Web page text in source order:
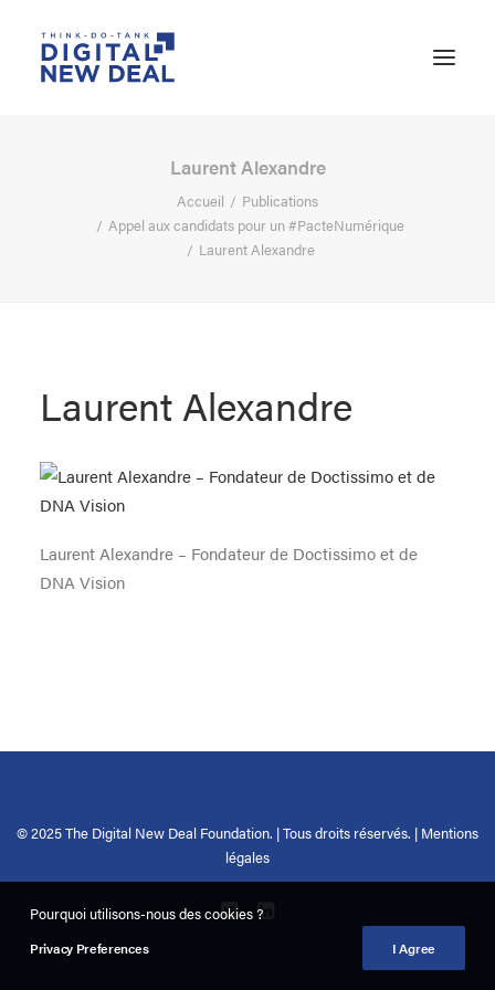
RECHERCHE
Laurent Alexandre
Accueil
Publications
Appel aux candidats pour un #PacteNumérique
Laurent Alexandre
Laurent Alexandre
Laurent Alexandre – Fondateur de Doctissimo et de
DNA Vision
© 2025 The Digital New Deal Foundation. | Tous droits réservés. | Mentions
légales
Pourquoi utilisons-nous des cookies ?
Privacy Preferences I Agree